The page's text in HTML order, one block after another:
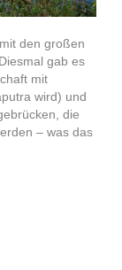
den großen
gab es
mit
wird) und
die
– was das